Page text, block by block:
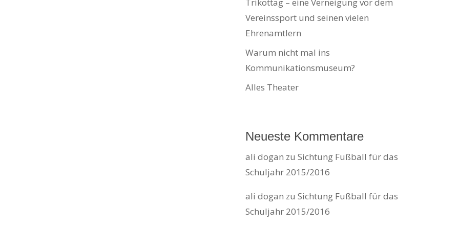
Trikottag – eine Verneigung vor dem
Vereinssport und seinen vielen
Ehrenamtlern
Warum nicht mal ins
Kommunikationsmuseum?
Alles Theater
Neueste Kommentare
ali dogan zuSichtung Fußball für das
Schuljahr 2015/2016
ali dogan zuSichtung Fußball für das
Schuljahr 2015/2016